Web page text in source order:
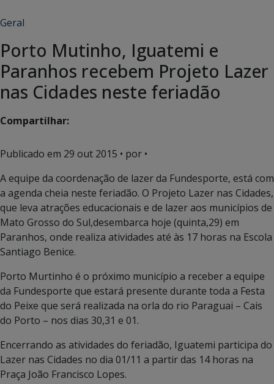
Geral
Porto Mutinho, Iguatemi e
Paranhos recebem Projeto Lazer
nas Cidades neste feriadão
Compartilhar:
Publicado em 29 out 2015 • por •
A equipe da coordenação de lazer da Fundesporte, está com
a agenda cheia neste feriadão. O Projeto Lazer nas Cidades,
que leva atrações educacionais e de lazer aos municípios de
Mato Grosso do Sul,desembarca hoje (quinta,29) em
Paranhos, onde realiza atividades até às 17 horas na Escola
Santiago Benice.
Porto Murtinho é o próximo município a receber a equipe
da Fundesporte que estará presente durante toda a Festa
do Peixe que será realizada na orla do rio Paraguai – Cais
do Porto – nos dias 30,31 e 01.
Encerrando as atividades do feriadão, Iguatemi participa do
Lazer nas Cidades no dia 01/11 a partir das 14 horas na
Praça João Francisco Lopes.